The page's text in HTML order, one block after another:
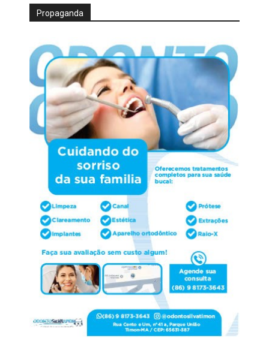
Propaganda